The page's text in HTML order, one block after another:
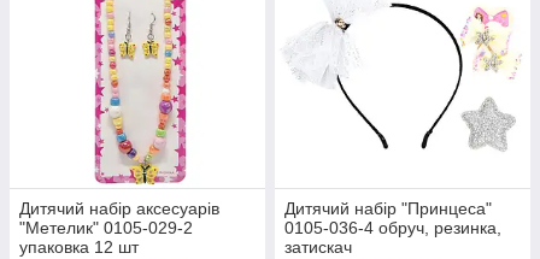
Дитячий набір аксесуарів
"Метелик" 0105-029-2
упаковка 12 шт
Дитячий набір "Принцеса"
0105-036-4 обруч, резинка,
затискач